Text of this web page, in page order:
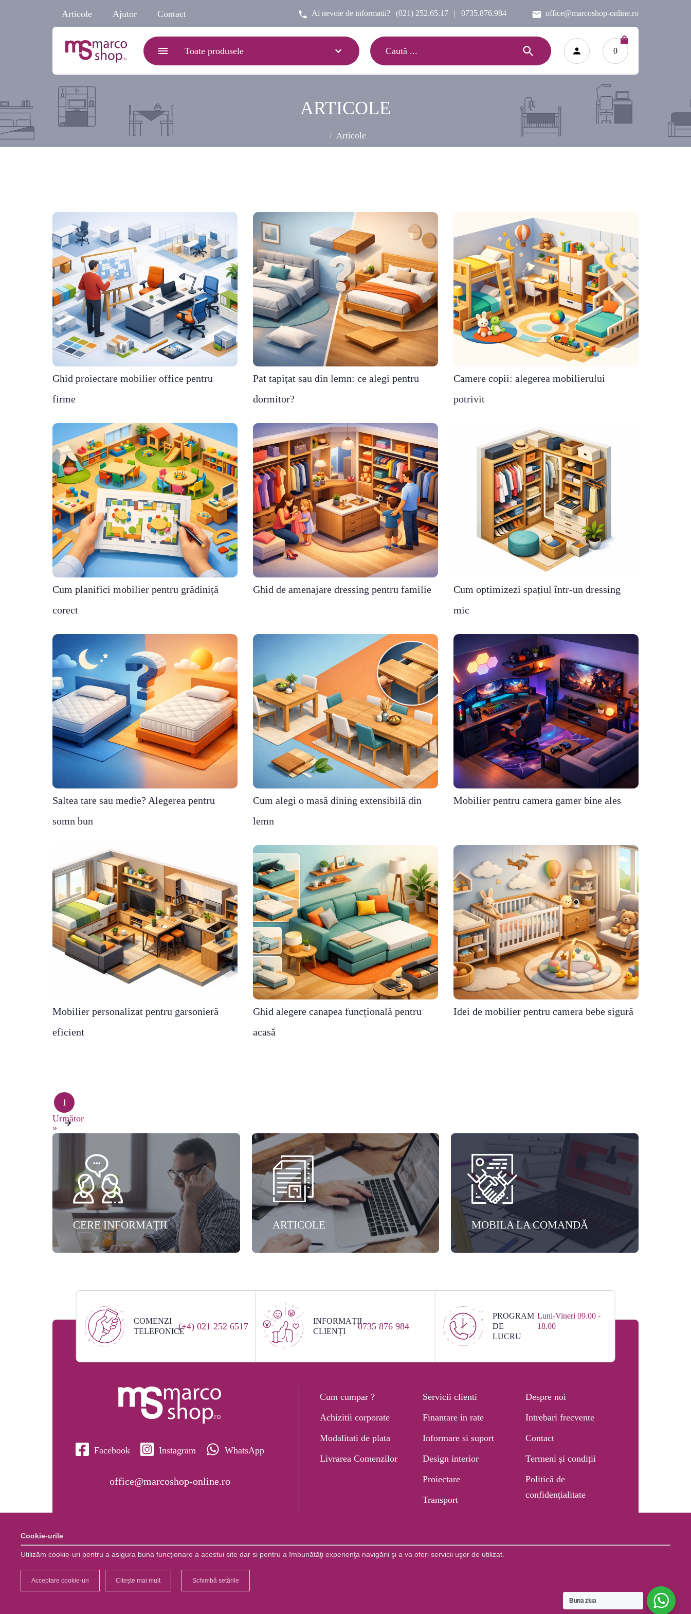
Ai nevoie de informatii? (021) 252.65.17 | 0735.876.984 office@marcoshop-online.ro
Toate produsele
Articole Ajutor Contact
0
ARTICOLE
Articole
Ghid proiectare mobilier office pentru
firme
Pat tapițat sau din lemn: ce alegi pentru
dormitor?
Camere copii: alegerea mobilierului
potrivit
Cum planifici mobilier pentru grădiniță
corect
Ghid de amenajare dressing pentru familie
Cum optimizezi spațiul într-un dressing
mic
Saltea tare sau medie? Alegerea pentru
somn bun
Cum alegi o masă dining extensibilă din
lemn
Mobilier pentru camera gamer bine ales
Mobilier personalizat pentru garsonieră
eficient
Ghid alegere canapea funcțională pentru
acasă
Idei de mobilier pentru camera bebe sigură
1
Următor
»
CERE INFORMAȚII ARTICOLE MOBILA LA COMANDĂ
COMENZI
TELEFONICE(+4) 021 252 6517
INFORMAȚII
CLIENȚI
0735 876 984
PROGRAM
DE
LUCRU
Luni-Vineri 09.00 -
18.00
Facebook Instagram WhatsApp
office@marcoshop-online.ro
Cum cumpar ?
Achizitii corporate
Modalitati de plata
Livrarea Comenzilor
Servicii clienti
Finantare in rate
Informare si suport
Design interior
Proiectare
Transport
Despre noi
Intrebari frecvente
Contact
Termeni și condiții
Politică de
confidențialitate
Copyright © 2026 Marco Shop. Toate drepturile rezervate. |
Buna ziua
Cookie-urile
Utilizăm cookie-uri pentru a asigura buna funcționare a acestui site dar si pentru a îmbunătăţi experienţa navigării şi a va oferi servicii uşor de utilizat.
Acceptare cookie-uri Citește mai mult Schimbă setările